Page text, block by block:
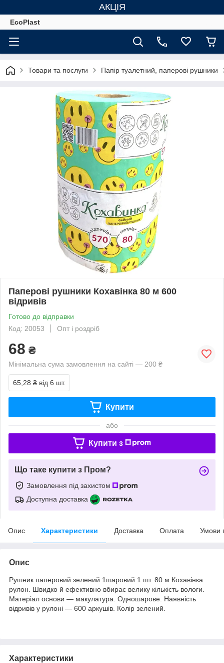
АКЦІЯ
EcoPlast
Товари та послуги Папір туалетний, паперові рушники
Паперові рушники Кохавінка 80 м 600
відривів
Готово до відправки
Код: 20053
Опт і роздріб
68 ₴
Мінімальна сума замовлення на сайті — 200 ₴
65,28 ₴ від 6 шт.
Купити
або
Купити з
Що таке купити з Пром?
Замовлення під захистом
Доступна доставка
Опис Характеристики Доставка Оплата Умови
Опис
Рушник паперовий зелений 1шаровий 1 шт. 80 м Кохавінка
рулон. Швидко й ефективно вбирає велику кількість вологи.
Матеріал основи — макулатура. Одношарове. Наявність
відривів у рулоні — 600 аркушів. Колір зелений.
Характеристики